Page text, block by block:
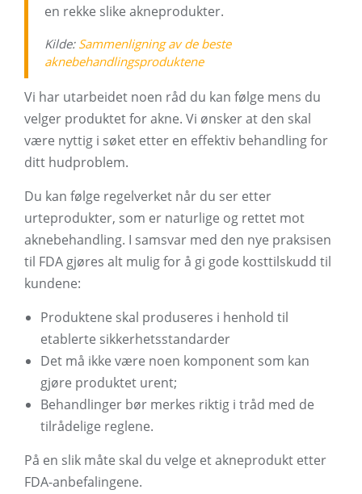
en rekke slike akneprodukter.
Kilde: Sammenligning av de beste
aknebehandlingsproduktene
Vi har utarbeidet noen råd du kan følge mens du
velger produktet for akne. Vi ønsker at den skal
være nyttig i søket etter en effektiv behandling for
ditt hudproblem.
Du kan følge regelverket når du ser etter
urteprodukter, som er naturlige og rettet mot
aknebehandling. I samsvar med den nye praksisen
til FDA gjøres alt mulig for å gi gode kosttilskudd til
kundene:
Produktene skal produseres i henhold til
etablerte sikkerhetsstandarder
Det må ikke være noen komponent som kan
gjøre produktet urent;
Behandlinger bør merkes riktig i tråd med de
tilrådelige reglene.
På en slik måte skal du velge et akneprodukt etter
FDA-anbefalingene.